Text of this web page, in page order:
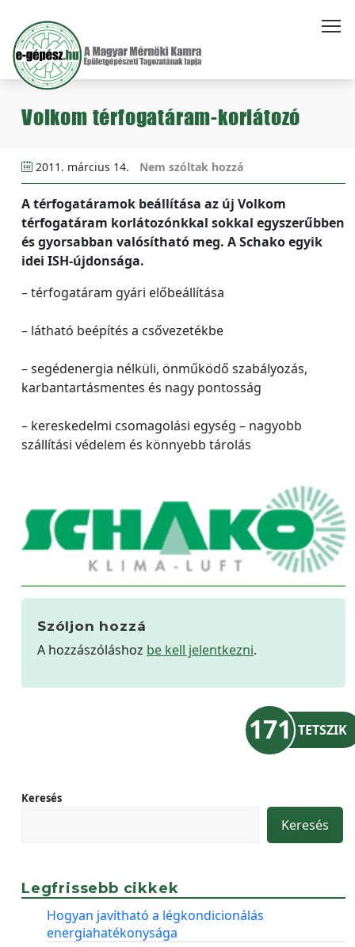
Volkom térfogatáram-korlátozó
2011. március 14. Nem szóltak hozzá
A térfogatáramok beállítása az új Volkom
térfogatáram korlátozónkkal sokkal egyszerűbben
és gyorsabban valósítható meg. A Schako egyik
idei ISH-újdonsága.
– térfogatáram gyári előbeállítása
– látható beépítés a csővezetékbe
– segédenergia nélküli, önműködő szabályozás,
karbantartásmentes és nagy pontosság
– kereskedelmi csomagolási egység – nagyobb
szállítási védelem és könnyebb tárolás
Szóljon hozzá
A hozzászóláshoz be kell jelentkezni.
171 TETSZIK
Keresés
Keresés
Legfrissebb cikkek
Hogyan javítható a légkondicionálás
energiahatékonysága